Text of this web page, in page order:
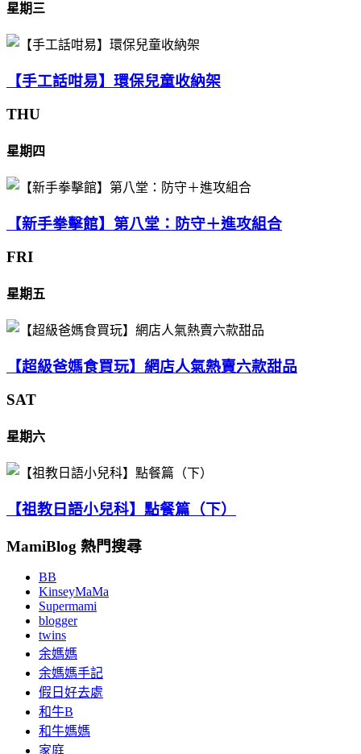
星期三
【手工話咁易】環保兒童收納架
THU
星期四
【新手拳擊館】第八堂：防守＋進攻組合
FRI
星期五
【超級爸媽食買玩】網店人氣熱賣六款甜品
SAT
星期六
【祖教日語小兒科】點餐篇（下）
MamiBlog 熱門搜尋
BB
KinseyMaMa
Supermami
blogger
twins
余媽媽
余媽媽手記
假日好去處
和牛B
和牛媽媽
家庭